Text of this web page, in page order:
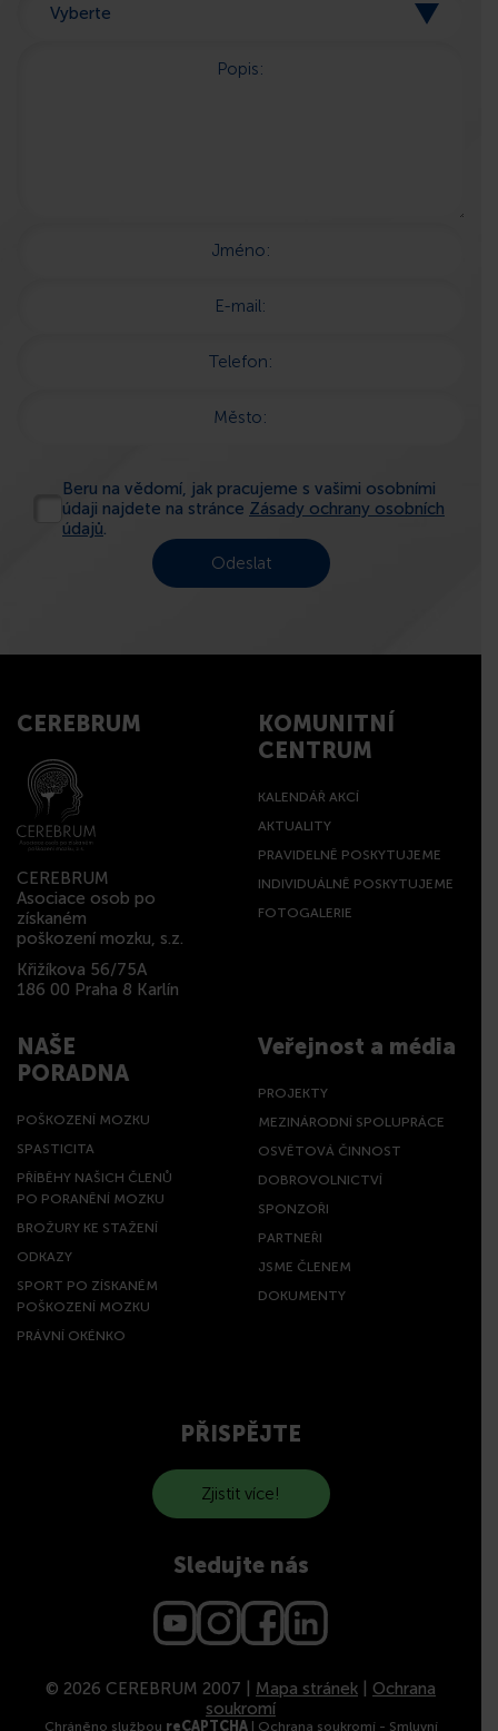
Popis:
Jméno:
E-mail:
Telefon:
Město:
Beru na vědomí, jak pracujeme s vašimi osobními
údaji najdete na stránce Zásady ochrany osobních
údajů.
CEREBRUM
CEREBRUM
Asociace osob po
získaném
poškození mozku, s.z.
Křižíkova 56/75A
186 00 Praha 8 Karlín
KOMUNITNÍ
CENTRUM
KALENDÁŘ AKCÍ
AKTUALITY
PRAVIDELNĚ POSKYTUJEME
INDIVIDUÁLNĚ POSKYTUJEME
FOTOGALERIE
NAŠE
PORADNA
POŠKOZENÍ MOZKU
SPASTICITA
PŘÍBĚHY NAŠICH ČLENŮ
PO PORANĚNÍ MOZKU
BROŽURY KE STAŽENÍ
ODKAZY
SPORT PO ZÍSKANÉM
POŠKOZENÍ MOZKU
PRÁVNÍ OKÉNKO
Veřejnost a média
PROJEKTY
MEZINÁRODNÍ SPOLUPRÁCE
OSVĚTOVÁ ČINNOST
DOBROVOLNICTVÍ
SPONZOŘI
PARTNEŘI
JSME ČLENEM
DOKUMENTY
PŘISPĚJTE
Zjistit více!
Sledujte nás
© 2026 CEREBRUM 2007 | Mapa stránek
Ochrana
soukromí
Chráněno službou reCAPTCHA| Ochrana soukromí - Smluvní